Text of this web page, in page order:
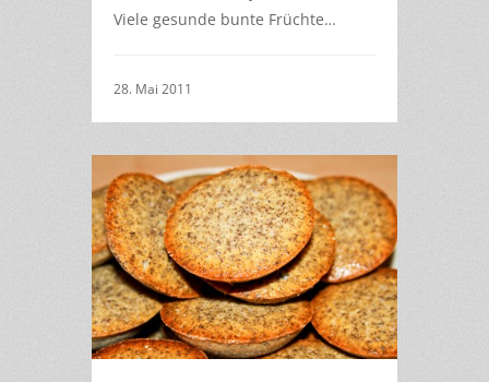
Viele gesunde bunte Früchte…
28. Mai 2011